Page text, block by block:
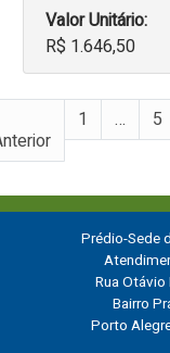
Valor Unitário:
R$ 1.646,50
1 … 5
Prédio-Sede
Rua
Bairro
Porto